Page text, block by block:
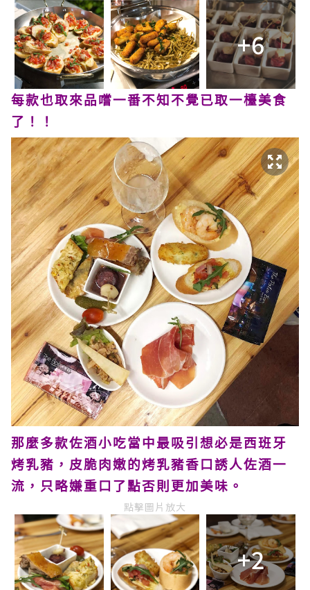
+6
每款也取來品嚐一番不知不覺已取一檯美食
了！！
那麼多款佐酒小吃當中最吸引想必是西班牙
烤乳豬，皮脆肉嫩的烤乳豬香口誘人佐酒一
流，只略嫌重口了點否則更加美味。
點擊圖片放大
+2